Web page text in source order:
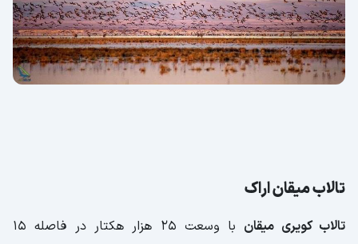
تالاب میقان اراک
تالاب کویری میقان
با وسعت 25 هزار هکتار در فاصله 15